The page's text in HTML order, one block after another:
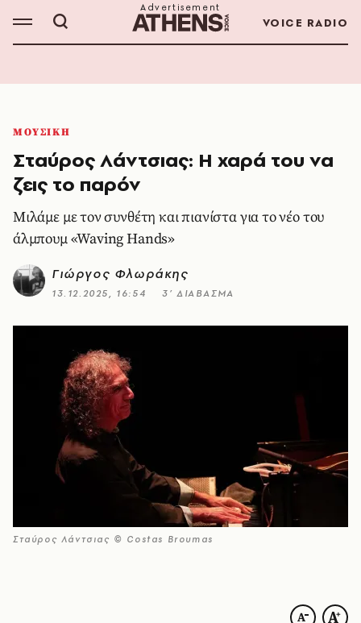
VOICE RADIO
ΜΟΥΣΙΚΗ
Σταύρος Λάντσιας: Η χαρά του να
ζεις το παρόν
Μιλάμε με τον συνθέτη και πιανίστα για το νέο του
άλμπουμ «Waving Hands»
Γιώργος Φλωράκης
13.12.2025, 16:54 3’ ΔΙΑΒΑΣΜΑ
Σταύρος Λάντσιας © Costas Broumas